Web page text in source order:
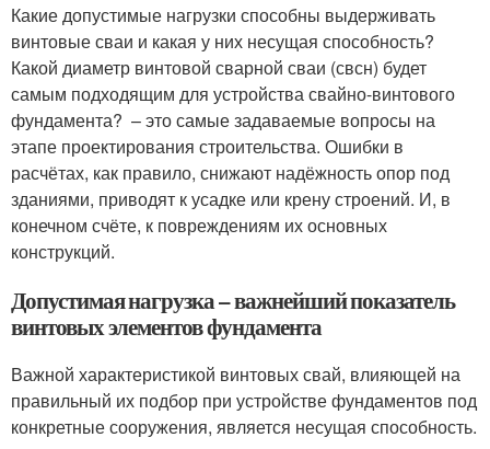
Какие допустимые нагрузки способны выдерживать
винтовые сваи и какая у них несущая способность?
Какой диаметр винтовой сварной сваи (свсн) будет
самым подходящим для устройства свайно-винтового
фундамента? – это самые задаваемые вопросы на
этапе проектирования строительства. Ошибки в
расчётах, как правило, снижают надёжность опор под
зданиями, приводят к усадке или крену строений. И, в
конечном счёте, к повреждениям их основных
конструкций.
Допустимая нагрузка – важнейший показатель
винтовых элементов фундамента
Важной характеристикой винтовых свай, влияющей на
правильный их подбор при устройстве фундаментов под
конкретные сооружения, является несущая способность.